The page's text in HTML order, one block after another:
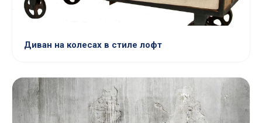
Диван на колесах в стиле лофт